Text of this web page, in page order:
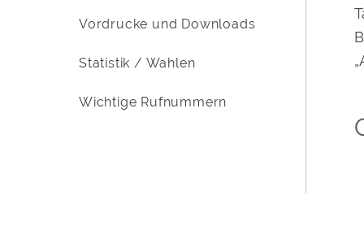
Vordrucke und Downloads
Statistik / Wahlen
Wichtige Rufnummern